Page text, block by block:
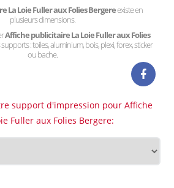
La Loie Fuller aux Folies Bergereexiste en
plusieurs dimensions.
Affiche publicitaire La Loie Fuller aux Folies
: toiles, aluminium, bois, plexi, forex, sticker
ou bache.
support d'impression pour Affiche
Fuller aux Folies Bergere: